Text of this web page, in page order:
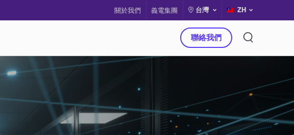
關於我們 義電集團 台灣 ZH
聯絡我們